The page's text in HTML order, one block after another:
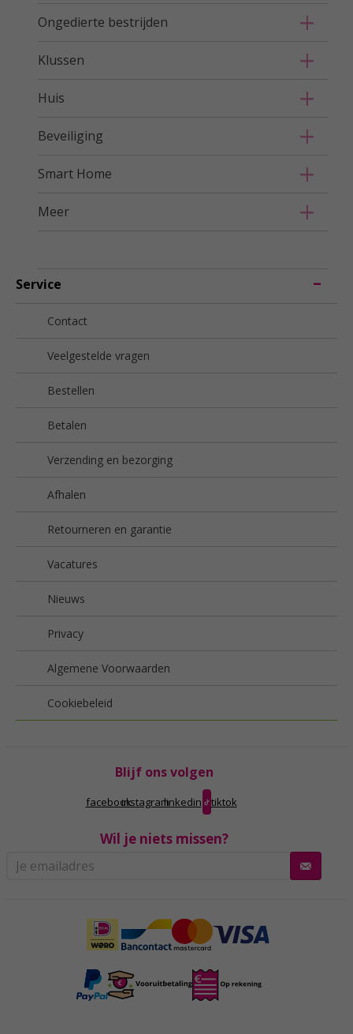
Ongedierte bestrijden
Klussen
Huis
Beveiliging
Smart Home
Meer
Service
Contact
Veelgestelde vragen
Bestellen
Betalen
Verzending en bezorging
Afhalen
Retourneren en garantie
Vacatures
Nieuws
Privacy
Algemene Voorwaarden
Cookiebeleid
Blijf ons volgen
facebookinstagramlinkedin tiktok
Wil je niets missen?